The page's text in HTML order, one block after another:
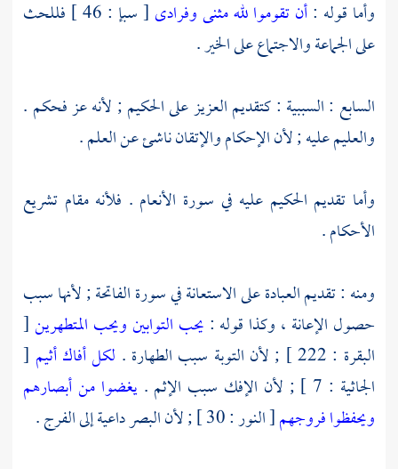
وأما قوله :أن تقوموا لله مثنى وفرادى
[ سبإ : 46 ] فللحث
على الجماعة والاجتماع على الخير .
السابع : السببية : كتقديم العزيز على الحكيم ; لأنه عز فحكم .
والعليم عليه ; لأن الإحكام والإتقان ناشئ عن العلم .
وأما تقديم الحكيم عليه في سورة الأنعام . فلأنه مقام تشريع
الأحكام .
ومنه : تقديم العبادة على الاستعانة في سورة الفاتحة ; لأنها سبب
حصول الإعانة ، وكذا قوله : يحب التوابين ويحب المتطهرين[
البقرة : 222 ] ; لأن التوبة سبب الطهارة .
لكل أفاك أثيم [
الجاثية : 7 ] ; لأن الإفك سبب الإثم .
يغضوا من أبصارهم
ويحفظوا فروجهم[ النور : 30 ] ; لأن البصر داعية إلى الفرج .